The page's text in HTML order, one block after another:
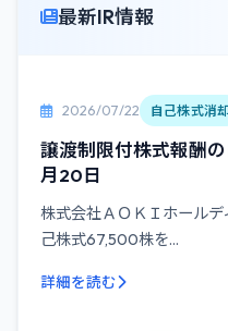
最新IR情報
2026/07/22 自己株式消
譲渡制限付株式報酬
月20日
株式会社ＡＯＫＩホール
己株式67,500株を...
詳細を読む